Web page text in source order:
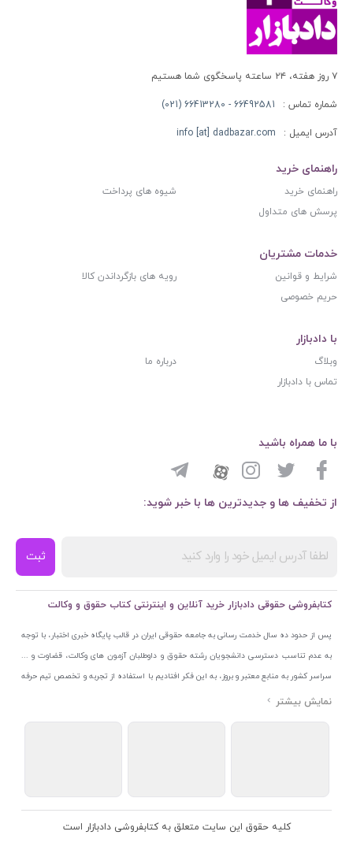
۷ روز هفته، ۲۴ ساعته پاسخگوی شما هستیم
شماره تماس : 66492581 - 66413280 (021)
آدرس ایمیل : info [at] dadbazar.com
راهنمای خرید
راهنمای خرید
شیوه های پرداخت
پرسش های متداول
خدمات مشتریان
شرایط و قوانین
رویه های بازگرداندن کالا
حریم خصوصی
با دادبازار
وبلاگ
درباره ما
تماس با دادبازار
از تخفیف ها و جدیدترین ها با خبر شوید:
ثبت
با ما همراه باشید
کتابفروشی حقوقی دادبازار خرید آنلاین و اینترنتی کتاب حقوق و وکالت
پس از حدود ده سال خدمت رسانی به جامعه حقوقی ایران در قالب پایگاه خبری اختبار، با توجه
به عدم تناسب دسترسی دانشجویان رشته حقوق و داوطلبان آزمون های وکالت، قضاوت و ...
سراسر کشور به منابع معتبر و بروز، به این فکر افتادیم با استفاده از تجربه و تخصص تیم حرفه
ای اختبار خدمتی جدید به جامعه حقوقی ایران ارائه کنیم. به این منظور با راه اندازی و تجهیز
اتحادیه ناشران و کتابفروشان تهران به منظور ارائه مطمئن ترین خدمات مجموعه بسیار کامل و
کلیه حقوق این سایت متعلق به کتابفروشی دادبازار است